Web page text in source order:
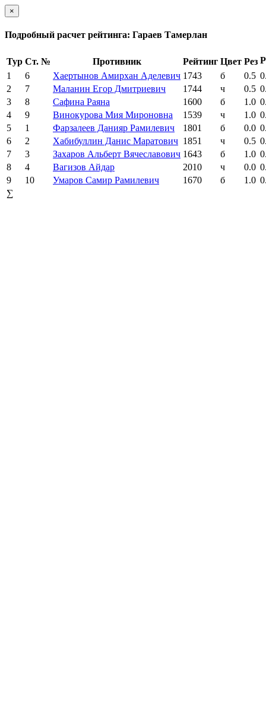
×
Подробный расчет рейтинга: Гараев Тамерлан
Тур Ст. № Противник Рейтинг Цвет Рез
1
6 Хаертынов Амирхан Аделевич 1743 б 0.5
2
7 Маланин Егор Дмитриевич 1744 ч 0.5
3
8 Сафина Раяна 1600 б 1.0
4
9 Винокурова Мия Мироновна 1539 ч 1.0
5
1 Фарзалеев Данияр Рамилевич 1801 б 0.0
6
2 Хабибуллин Данис Маратович 1851 ч 0.5
7
3 Захаров Альберт Вячеславович 1643 б 1.0
8
4 Вагизов Айдар 2010 ч 0.0
9
10 Умаров Самир Рамилевич 1670 б 1.0
∑